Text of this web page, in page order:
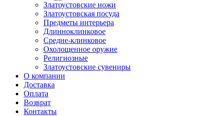
Златоустовские ножи
Златоустовская посуда
Предметы интерьера
Длинноклинковое
Средне-клинковое
Охолощенное оружие
Религиозные
Златоустовские сувениры
О компании
Доставка
Оплата
Возврат
Контакты